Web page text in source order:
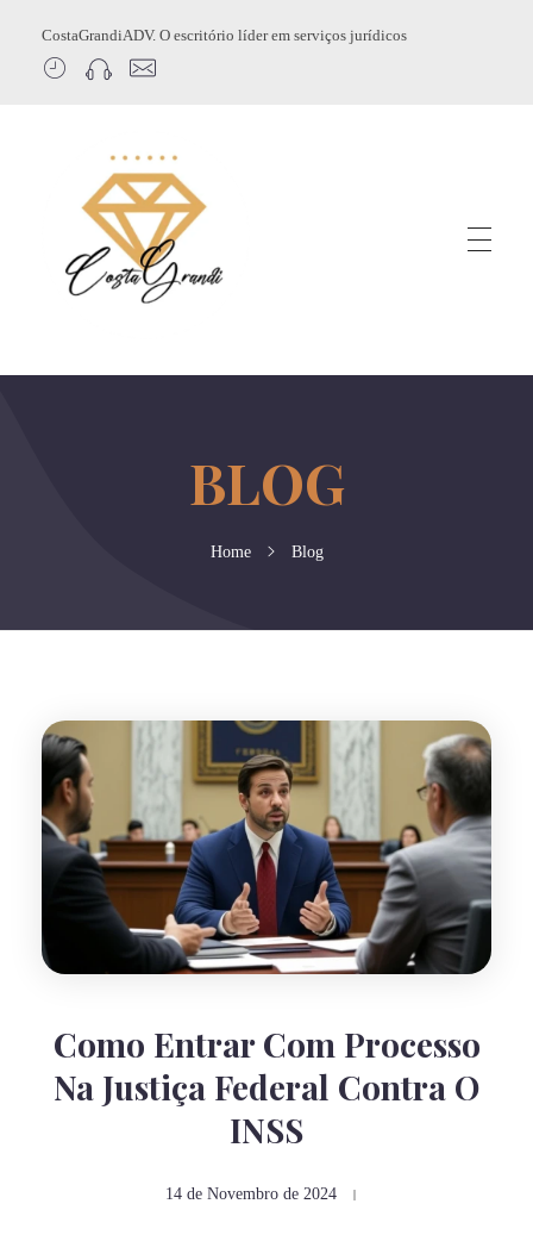
CostaGrandiADV. O escritório líder em serviços jurídicos
Home Blog
Como Entrar Com Processo
Na Justiça Federal Contra O
INSS
14 de Novembro de 2024